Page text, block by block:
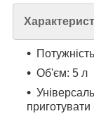
Об'єм: 5 л
приготувати